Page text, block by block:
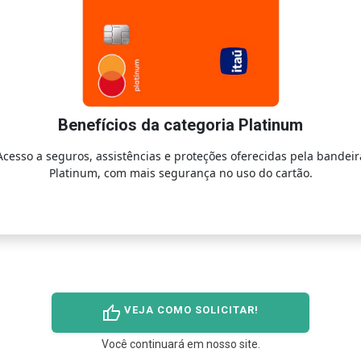
Benefícios da categoria Platinum
a seguros, assistências e proteções oferecidas pela
Platinum, com mais segurança no uso do cartão.
thumb_up VEJA COMO SOLICITAR!
Você continuará em nosso site.